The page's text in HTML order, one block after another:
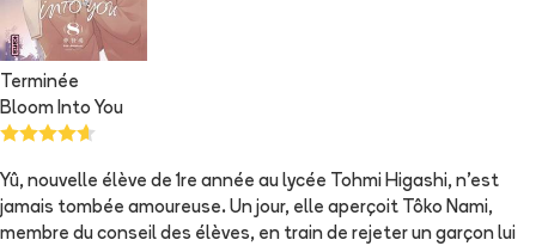
Terminée
Bloom Into You
Yû, nouvelle élève de 1re année au lycée Tohmi Higashi, n'est
jamais tombée amoureuse. Un jour, elle aperçoit Tôko Nami,
membre du conseil des élèves, en train de rejeter un garçon lui